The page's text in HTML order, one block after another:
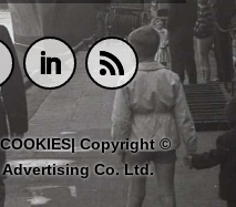
| Copyright ©
Co. Ltd.